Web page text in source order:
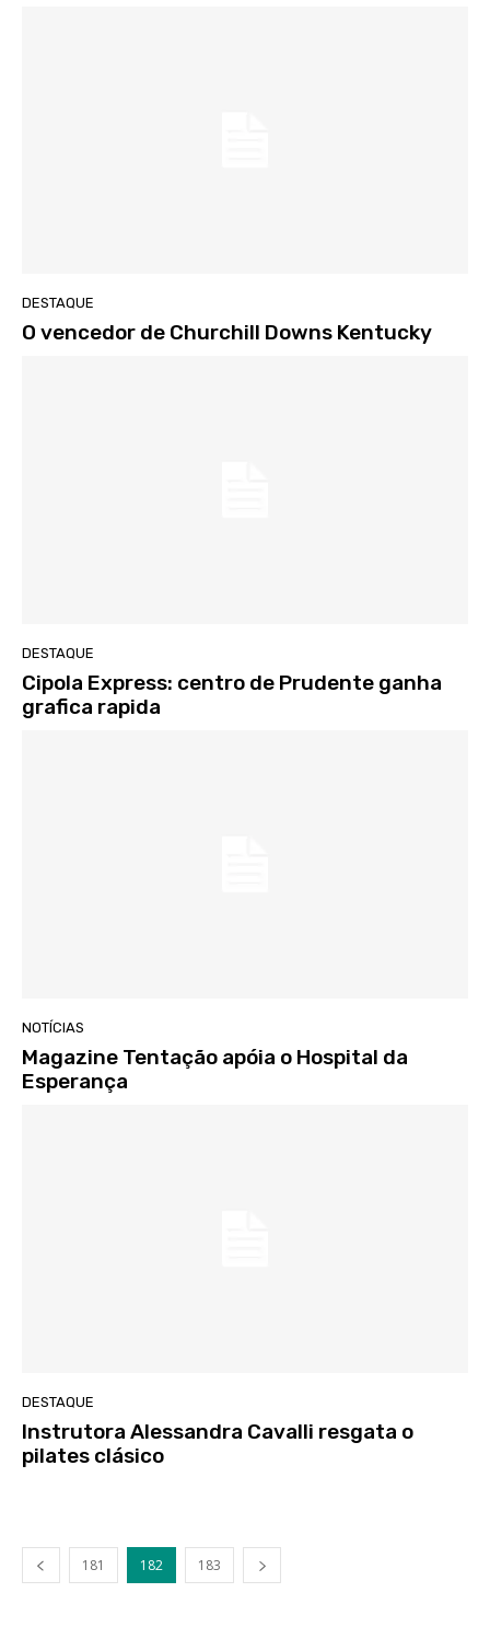
DESTAQUE
O vencedor de Churchill Downs Kentucky
DESTAQUE
Cipola Express: centro de Prudente ganha
grafica rapida
NOTÍCIAS
Magazine Tentação apóia o Hospital da
Esperança
DESTAQUE
Instrutora Alessandra Cavalli resgata o
pilates clásico
181 182 183